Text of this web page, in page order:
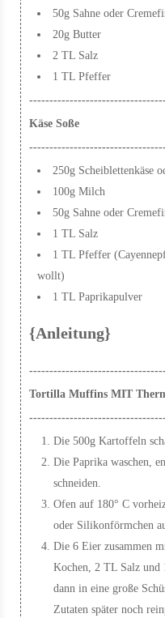
50g Sahne oder
20g Butter
2 TL Salz
1 TL Pfeffer
Käse Soße
250g Scheiblettenkäse
100g Milch
50g Sahne oder
1 TL Salz
1 TL Pfeffer
wollt)
1 TL Paprikapulver
{Anleitung}
Tortilla Muffins MIT
Die 500g Kartoffeln
Die Paprika waschen,
schneiden.
Ofen auf 180° C
oder Silikonförmchen
Die 6 Eier zusammen
Kochen, 2 TL Salz und
dann in eine große
Zutaten später noch